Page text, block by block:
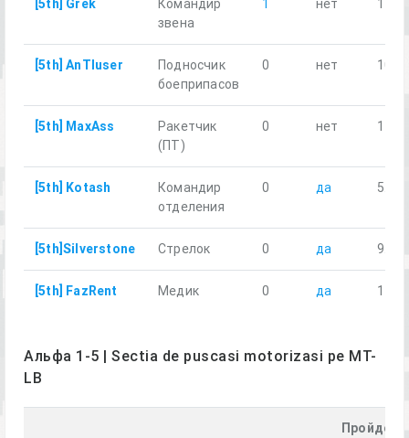
[5th] Grek
Командир
звена
1 нет 11.23
[5th] AnTIuser
Подносчик
боеприпасов
0 нет 10.77
[5th] MaxAss
Ракетчик
(ПТ)
0 нет 11.26
[5th] Kotash
Командир
отделения
0 да 5.66
[5th]Silverstone Стрелок 0 да 9.02
[5th] FazRent Медик 0 да 12.45
Альфа 1-5 | Sectia de puscasi motorizasi pe MT-
LB